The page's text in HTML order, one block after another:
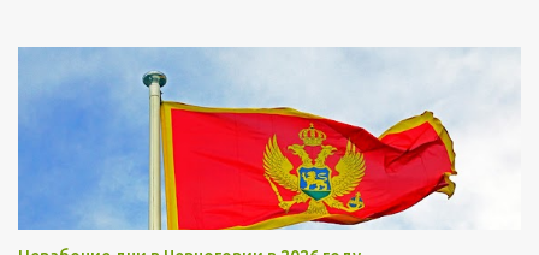
возводили члены правящей династии, султаны, богатые
горожане и высокопоставленные чиновники, а потому
многим мечетям есть чем похвастаться и удивить своих